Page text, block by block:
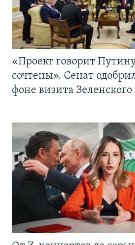
«Проект говорит
сочтены». Сенат
фоне визита